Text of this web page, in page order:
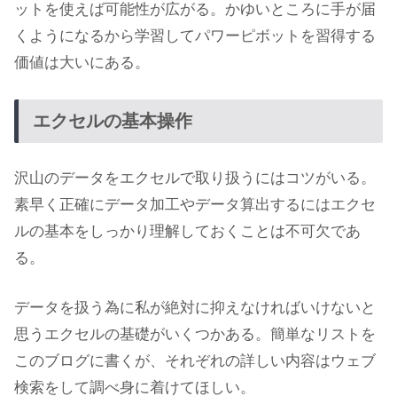
ットを使えば可能性が広がる。かゆいところに手が届
くようになるから学習してパワーピボットを習得する
価値は大いにある。
エクセルの基本操作
沢山のデータをエクセルで取り扱うにはコツがいる。
素早く正確にデータ加工やデータ算出するにはエクセ
ルの基本をしっかり理解しておくことは不可欠であ
る。
データを扱う為に私が絶対に抑えなければいけないと
思うエクセルの基礎がいくつかある。簡単なリストを
このブログに書くが、それぞれの詳しい内容はウェブ
検索をして調べ身に着けてほしい。